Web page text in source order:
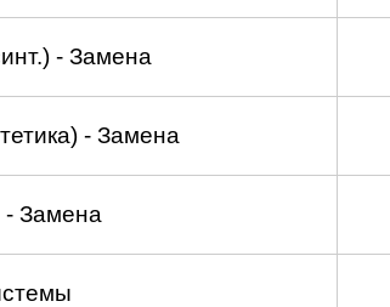
- Замена
- Замена
- Замена